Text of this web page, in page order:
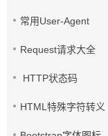
常用User-Agent
Request请求大全
HTTP状态码
HTML特殊字符转义